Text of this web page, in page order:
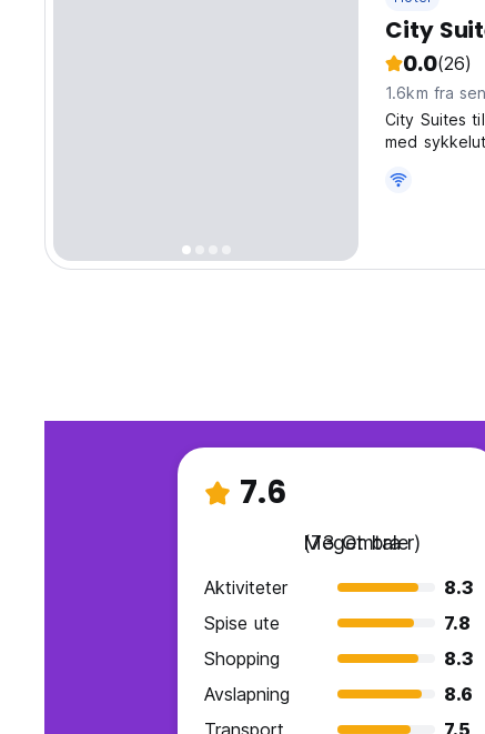
City
0.0(26)
1.6km fra
City Suites
med
7.6
Meget bra
(73 Omtaler)
Aktiviteter
8.3
Spise ute
7.8
Shopping
8.3
Avslapning
8.6